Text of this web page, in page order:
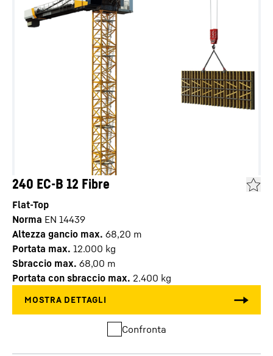
240 EC-B 12 Fibre
Flat-Top
Norma EN 14439
Altezza gancio max. 68,20 m
Portata max. 12.000 kg
Sbraccio max. 68,00 m
Portata con sbraccio max. 2.400 kg
Confronta